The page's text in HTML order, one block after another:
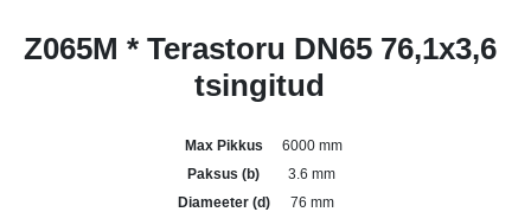
Z065M * Terastoru DN65 76,1x3,6
tsingitud
Max Pikkus
6000 mm
Paksus (b)
3.6 mm
Diameeter (d)
76 mm